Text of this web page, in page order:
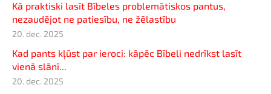
Kā praktiski lasīt Bībeles problemātiskos pantus,
nezaudējot ne patiesību, ne žēlastību
20. dec. 2025
Kad pants kļūst par ieroci: kāpēc Bībeli nedrīkst lasīt
vienā slānī...
20. dec. 2025